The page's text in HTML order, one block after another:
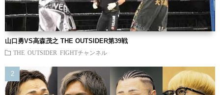
山口勇VS高森茂之 THE OUTSIDER第39戦
THE OUTSIDER FIGHTチャンネル